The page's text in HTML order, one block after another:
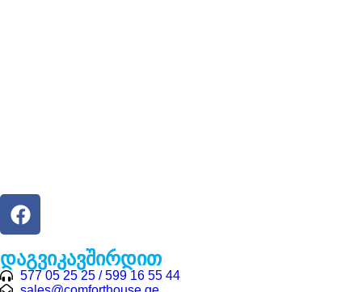
დაგვიკავშირდით
577 05 25 25 / 599 16 55 44